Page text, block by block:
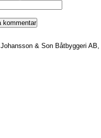
Johansson & Son Båtbyggeri